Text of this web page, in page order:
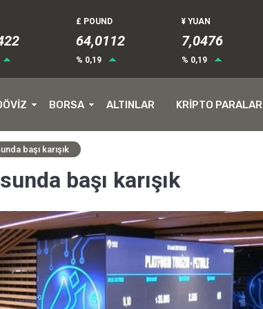
£ POUND
64,0112
% 0,19
¥ YUAN
7,0476
% 0,19
BORSA ALTINLAR KRİPTO PARALAR
başı karışık
başı karışık